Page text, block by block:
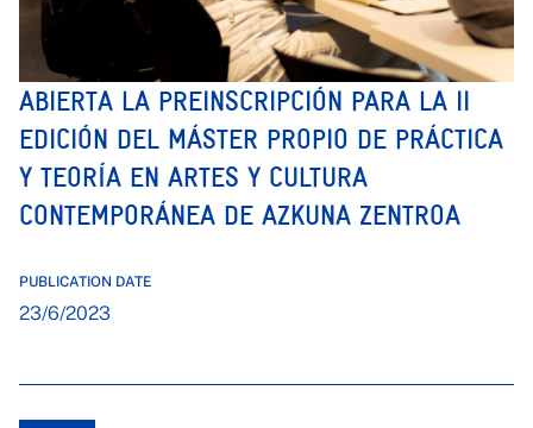
ABIERTA LA PREINSCRIPCIÓN PARA LA II
EDICIÓN DEL MÁSTER PROPIO DE PRÁCTICA
Y TEORÍA EN ARTES Y CULTURA
CONTEMPORÁNEA DE AZKUNA ZENTROA
PUBLICATION DATE
23/6/2023